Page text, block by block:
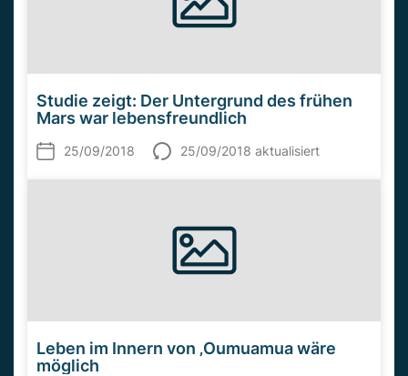
Studie zeigt: Der Untergrund des frühen
Mars war lebensfreundlich
25/09/2018 25/09/2018 aktualisiert
Leben im Innern von ‚Oumuamua wäre
möglich